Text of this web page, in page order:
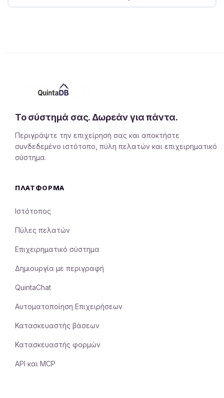
Το σύστημά σας. Δωρεάν για πάντα.
Περιγράψτε την επιχείρησή σας και αποκτήστε
συνδεδεμένο ιστότοπο, πύλη πελατών και επιχειρηματικό
σύστημα.
ΠΛΑΤΦΌΡΜΑ
Ιστότοπος
Πύλες πελατών
Επιχειρηματικό σύστημα
Δημιουργία με περιγραφή
QuintaChat
Αυτοματοποίηση Επιχειρήσεων
Κατασκευαστής βάσεων
Κατασκευαστής φορμών
API και MCP